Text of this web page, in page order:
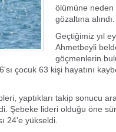
ölümüne neden
gözaltına alındı.
Geçtiğimiz yıl
Ahmetbeyli
göçmenlerin
çocuk 63 kişi hayatını
yaptıkları takip sonucu
Şebeke lideri olduğu öne
24'e yükseldi.